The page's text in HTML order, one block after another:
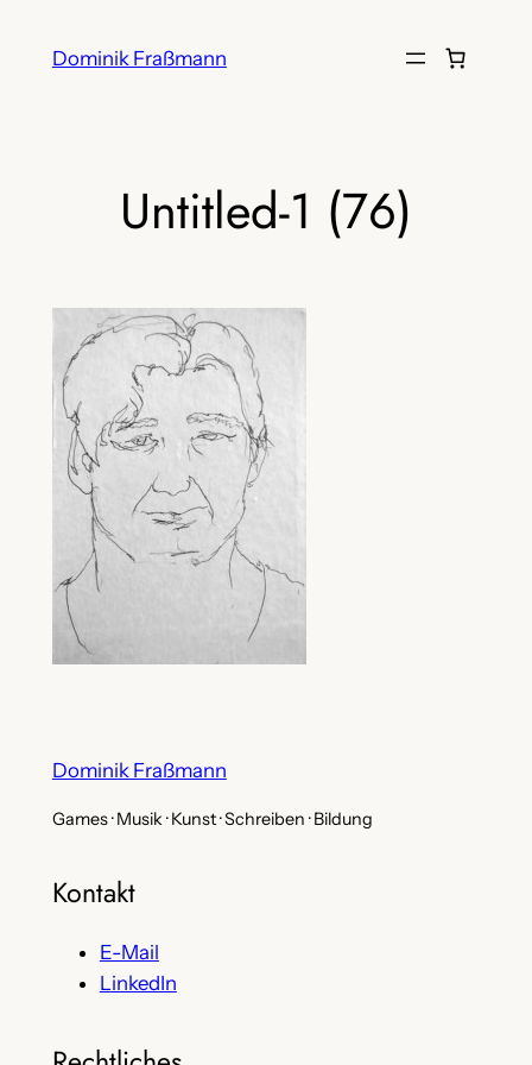
InhaltDominik Fraßmann
Untitled-1 (76)
Dominik Fraßmann
Games · Musik · Kunst · Schreiben · Bildung
Kontakt
E-Mail
LinkedIn